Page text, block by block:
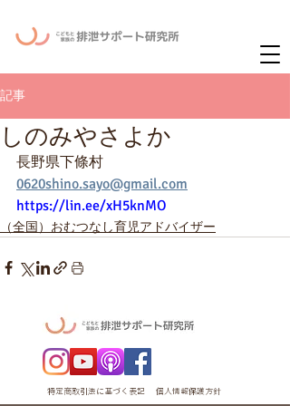
記事
しのみやさよか
長野県下條村
0620shino.sayo@gmail.com
https://lin.ee/xH5knMO
（全国）おむつなし育児アドバイザー
特定商取引法に基づく表記 個人情報保護方針